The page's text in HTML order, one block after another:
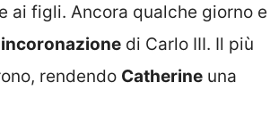
ai figli. Ancora qualche giorno e
incoronazione di Carlo III. Il più
rendendo Catherine una